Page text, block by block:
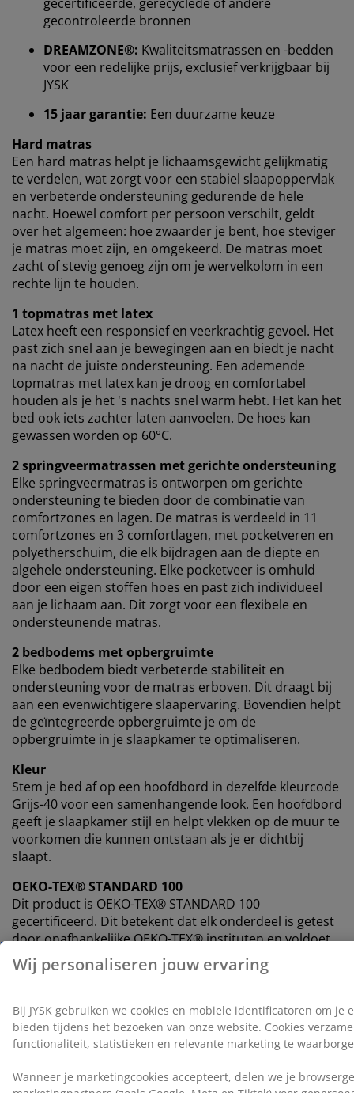
gecontroleerde bronnen
DREAMZONE®: Kwaliteitsmatrassen en -bedden
voor een redelijke prijs, exclusief verkrijgbaar bij
JYSK
15 jaar garantie: Een duurzame keuze
Hard matras
Een hard matras helpt je ​​lichaamsgewicht gelijkmatig
te verdelen, wat zorgt voor een stabiel slaapoppervlak
en verbeterde ondersteuning gedurende de hele
nacht. Hoewel comfort per persoon verschilt, geldt
over het algemeen: hoe zwaarder je bent, hoe steviger
je matras moet zijn, en omgekeerd. De matras moet
zacht of stevig genoeg zijn om je wervelkolom in een
rechte lijn te houden.
1 topmatras met latex
Latex heeft een responsief en veerkrachtig gevoel. Het
past zich snel aan je bewegingen aan en biedt je nacht
na nacht de juiste ondersteuning. Een ademende
topmatras met latex kan je droog en comfortabel
houden als je het 's nachts snel warm hebt. Het kan het
bed ook iets zachter laten aanvoelen. De hoes kan
gewassen worden op 60°C.
2 springveermatrassen met gerichte ondersteuning
Elke springveermatras is ontworpen om gerichte
ondersteuning te bieden door de combinatie van
comfortzones en lagen. De matras is verdeeld in 11
comfortzones en 3 comfortlagen, met pocketveren en
polyetherschuim, die elk bijdragen aan de diepte en
algehele ondersteuning. Elke pocketveer is omhuld
door een eigen stoffen hoes en past zich individueel
aan je lichaam aan. Dit zorgt voor een flexibele en
ondersteunende matras.
2 bedbodems met opbergruimte
Elke bedbodem biedt verbeterde stabiliteit en
ondersteuning voor de matras erboven. Dit draagt ​​bij
aan een evenwichtigere slaapervaring. Bovendien helpt
de geïntegreerde opbergruimte je om de
opbergruimte in je slaapkamer te optimaliseren.
Kleur
Stem je bed af op een hoofdbord in dezelfde kleurcode
Grijs-40 voor een samenhangende look. Een hoofdbord
geeft je slaapkamer stijl en helpt vlekken op de muur te
voorkomen die kunnen ontstaan ​​als je er dichtbij
slaapt.
OEKO-TEX® STANDARD 100
Dit product is OEKO-TEX® STANDARD 100
gecertificeerd. Dit betekent dat elk onderdeel is getest
door onafhankelijke OEKO-TEX® instituten en voldoet
aan strenge limieten voor schadelijke stoffen.
FSC® Mix
Het FSC® Mix label geeft aan dat al het hout en de
bosmaterialen in de springmatras en -bodem
afkomstig zijn van een combinatie van FSC®-
gecertificeerde bossen, gerecyclede bronnen of FSC®-
gecontroleerd hout.
Wanneer je marketingcookies accepteert, delen we je
Google, Meta en Tiktok) voor gepersonaliseerde en
vaste advertenties. Je kunt meer lezen over de
doeleinden via ''Aanpassen'' en je toestemming op elk
klikken. Door op ''Alles accepteren'' te klikken, ga je
akkoord met alle drie de doeleinden. Lees meer over
onzeverzameling en verwerking van
persoonsgegevens en onscookiebeleid.